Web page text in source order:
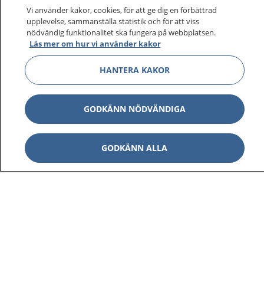
1177 på flera språk
Om 1177 Visa
Kontakt Visa
Behandling av personuppgifter
Vi använder kakor, cookies, för att ge dig en förbättrad
upplevelse, sammanställa statistik och för att viss
nödvändig funktionalitet ska fungera på webbplatsen.
Läs mer om hur vi använder kakor
HANTERA KAKOR
GODKÄNN NÖDVÄNDIGA
GODKÄNN ALLA